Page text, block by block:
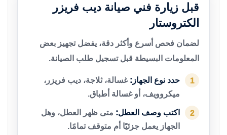
قبل زيارة فني صيانة ديب فريزر
الكتروستار
لضمان فحص أسرع وأكثر دقة، يفضل تجهيز بعض
المعلومات البسيطة قبل تسجيل طلب الصيانة.
1 حدد نوع الجهاز: غسالة، ثلاجة، ديب فريزر،
ميكروويف، أو غسالة أطباق.
2 اكتب وصف العطل: متى ظهر العطل، وهل
الجهاز يعمل جزئيًا أم متوقف تمامًا.